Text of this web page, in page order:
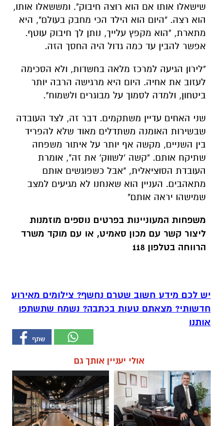
שישאלו אותו אם הוא רוצה חיבוק". ומששאלו אותו,
הוא רצה. "היום הוא הילד הכי מחבק בעולם", היא
מתארת, "הוא מקפץ עלייך, נותן לך חיבוק עוטף.
אפשר להבין עד כמה גדול היה החסך הזה.
"לירון הגיעה למרכז מלאה בחשדות, ולא הסכימה
לעזוב את אחיה. היום היא מרגישה הרבה יותר
ביטחון, ולמדה לסמוך על מבוגרים ולשמוח".
שני האחים עדיין משתקמים. דבר זה, לצד העובדה
שבשירות האומנה משתדלים מאוד שלא להפריד
בין השניים, מקשה אף יותר על איתור משפחה
שתיקח אותם. "קשה 'לשווק' את זה", אומרת
העובדת הסוציאלית, "אבל כשפוגשים אותם
מתאהבים. העניין הוא שאנחנו לא מגיעים למצב
שמישהו יראה אותם"
משפחות המעוניינות בפרטים נוספים מוזמנות
ליצור קשר עם מכון סאמיט, או עם מוקד משרד
הרווחה בטלפון 118
יש לכם מידע חשוב שטרם נחשף? צילומים מאירוע
חדשותי? מצאתם טעות בכתבה? נשמח שתשתפו
אותנו
אולי יעניין אותך גם